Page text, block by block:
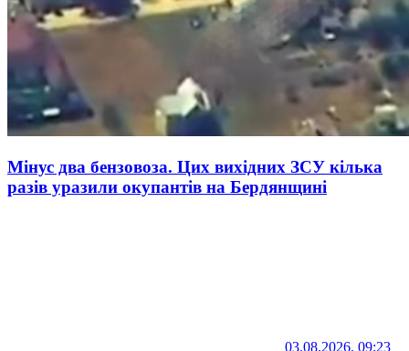
Мінус два бензовоза. Цих вихідних ЗСУ кілька
разів уразили окупантів на Бердянщині
03.08.2026, 09:23